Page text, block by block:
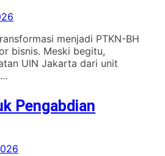
menjadi PTKN-BH
bisnis. Meski begitu,
UIN Jakarta dari unit
Pengabdian